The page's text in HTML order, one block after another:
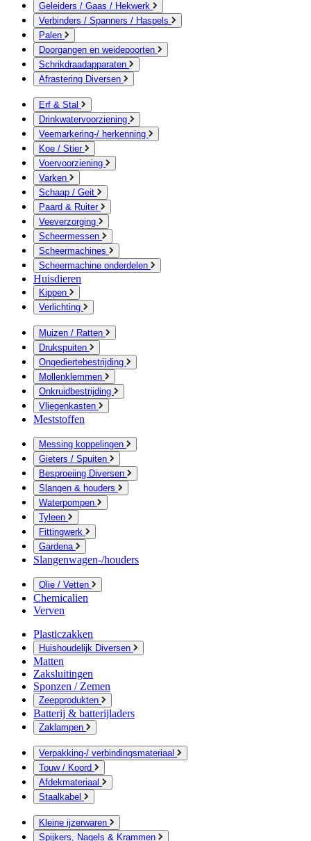
Geleiders / Gaas / Hekwerk
Verbinders / Spanners / Haspels
Palen
Doorgangen en weidepoorten
Schrikdraadapparaten
Afrastering Diversen
Erf & Stal
Drinkwatervoorziening
Veemarkering-/ herkenning
Koe / Stier
Voervoorziening
Varken
Schaap / Geit
Paard & Ruiter
Veeverzorging
Scheermessen
Scheermachines
Scheermachine onderdelen
Huisdieren
Kippen
Verlichting
Muizen / Ratten
Drukspuiten
Ongediertebestrijding
Mollenklemmen
Onkruidbestrijding
Vliegenkasten
Meststoffen
Messing koppelingen
Gieters / Spuiten
Besproeiing Diversen
Slangen & houders
Waterpompen
Tyleen
Fittingwerk
Gardena
Slangenwagen-/houders
Olie / Vetten
Chemicalien
Verven
Plasticzakken
Huishoudelijk Diversen
Matten
Zaksluitingen
Sponzen / Zemen
Zeepprodukten
Batterij & batterijladers
Zaklampen
Verpakking-/ verbindingsmateriaal
Touw / Koord
Afdekmateriaal
Staalkabel
Kleine ijzerwaren
Spijkers, Nagels & Krammen